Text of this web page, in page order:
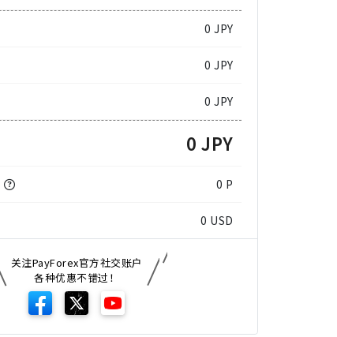
0 JPY
0 JPY
0 JPY
0 JPY
0 P
0 USD
关注PayForex官方社交账户
各种优惠不错过！